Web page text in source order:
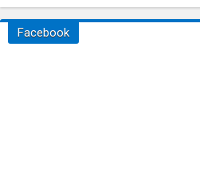
Facebook